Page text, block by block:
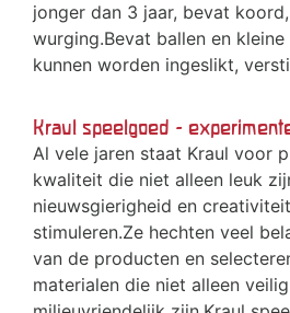
jonger dan 3 jaar, bevat
wurging.Bevat ballen en
kunnen worden ingeslikt,
Kraul speelgoed -
Al vele jaren staat Kraul voor
kwaliteit die niet alleen leuk
nieuwsgierigheid en
stimuleren.Ze hechten veel
van de producten en
materialen die niet alleen